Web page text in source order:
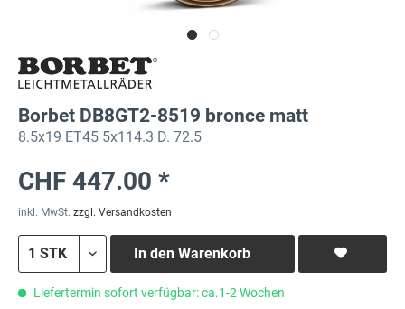
Borbet DB8GT2-8519 bronce matt
8.5x19 ET45 5x114.3 D. 72.5
CHF 447.00 *
inkl. MwSt. zzgl. Versandkosten
In den Warenkorb
Liefertermin sofort verfügbar: ca.1-2 Wochen